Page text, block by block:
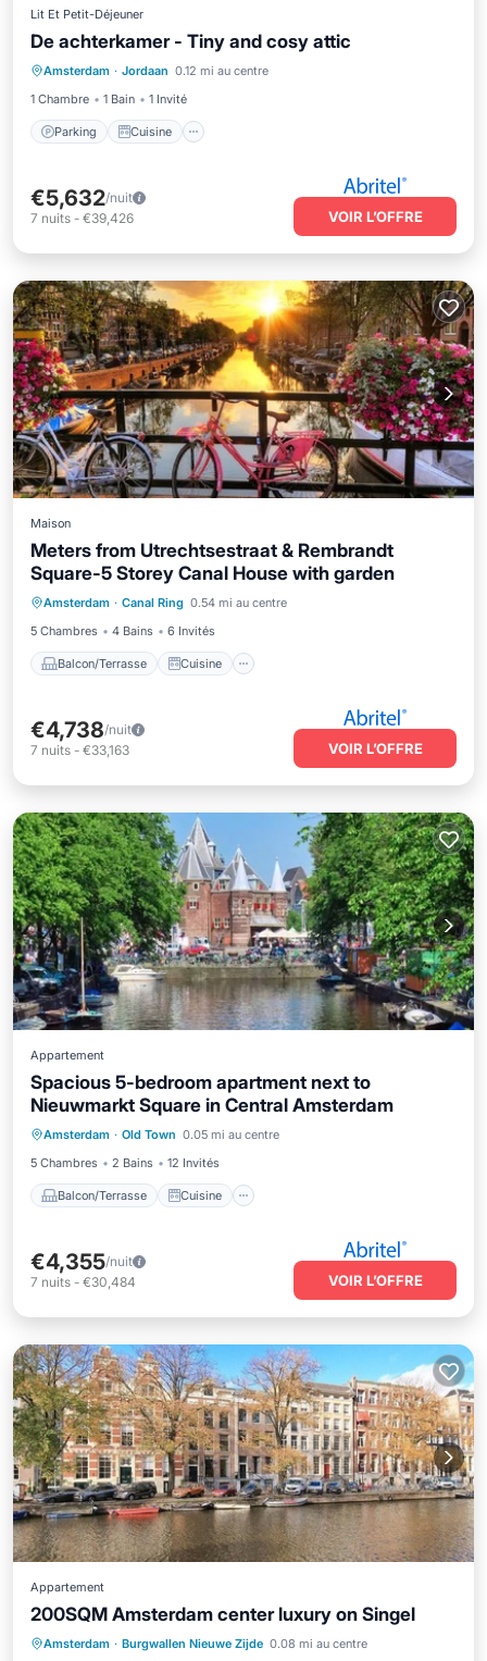
Lit Et Petit-Déjeuner
De achterkamer - Tiny and cosy attic
Amsterdam · Jordaan 0.12 mi au centre
1 Chambre
1 Bain 1 Invité
Parking Cuisine
Parking Cuisine
Internet
Blanchisserie
€5,632/nuit
7 nuits - €39,426 VOIR L’OFFRE
Maison
Meters from Utrechtsestraat & Rembrandt
Square-5 Storey Canal House with garden
Amsterdam · Canal Ring 0.54 mi au centre
5 Chambres
4 Bains 6 Invités
Balcon/Terrasse Cuisine
Balcon/Terrasse
Cuisine
Climatisation
Internet
€4,738/nuit
7 nuits - €33,163 VOIR L’OFFRE
Appartement
Spacious 5-bedroom apartment next to
Nieuwmarkt Square in Central Amsterdam
Amsterdam · Old Town 0.05 mi au centre
5 Chambres
2 Bains 12 Invités
Balcon/Terrasse Cuisine
Balcon/Terrasse
Cuisine
Climatisation
Internet
€4,355/nuit
7 nuits - €30,484 VOIR L’OFFRE
Appartement
200SQM Amsterdam center luxury on Singel
Amsterdam · Burgwallen Nieuwe Zijde 0.08 mi au centre
Balcon/Terrasse Cuisine
Internet
Adapté aux enfants